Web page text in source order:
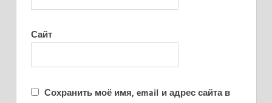
Сайт
Сохранить моё имя, email и адрес сайта в